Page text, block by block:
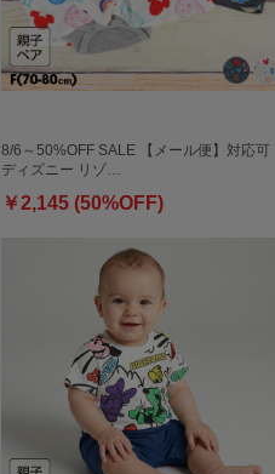
8/6～50%OFF SALE 【メール便】対応可
ディズニー リゾ…
￥2,145 (50%OFF)